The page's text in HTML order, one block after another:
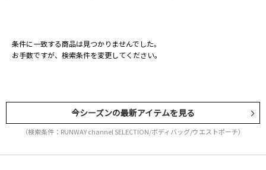
条件に一致する商品は見つかりませんでした。
お手数ですが、検索条件を変更してください。
今シーズンの最新アイテムを見る
（検索条件：RUNWAY channel SELECTION/ボディバッグ/ウエストポーチ）